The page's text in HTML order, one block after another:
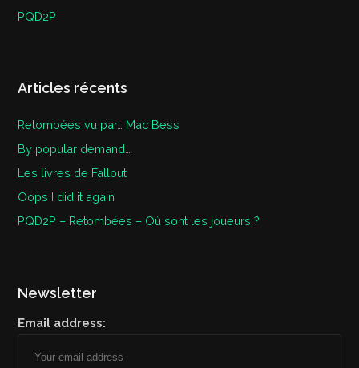
PQD2P
Articles récents
Retombées vu par… Mac Bess
By popular demand…
Les livres de Fallout
Oops I did it again
PQD2P – Retombées – Où sont les joueurs ?
Newsletter
Email address: